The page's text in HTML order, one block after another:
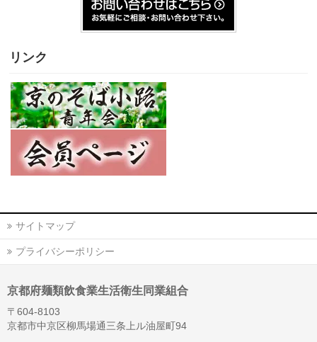
リンク
サイトマップ
プライバシーポリシー
京都府麺類飲食業生活衛生同業組合
〒604-8103
京都市中京区柳馬場通三条上ル油屋町94